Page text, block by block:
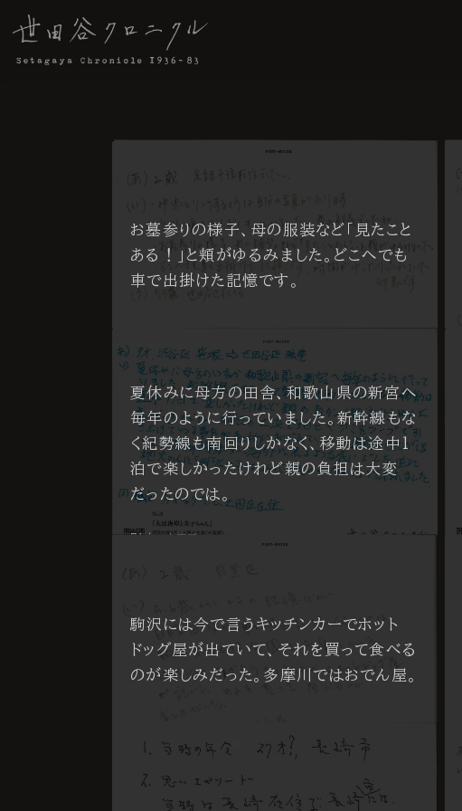
お墓参りの様子、母の服装など「見たこと
ある！」と頬がゆるみました。どこへでも
車で出掛けた記憶です。
53才 世田谷区
夏休みに母方の田舎、和歌山県の新宮へ
毎年のように行っていました。新幹線もな
く紀勢線も南回りしかなく、移動は途中1
泊で楽しかったけれど親の負担は大変
だったのでは。
71才 大田区
駒沢には今で言うキッチンカーでホット
ドッグ屋が出ていて、それを買って食べる
のが楽しみだった。多摩川ではおでん屋。
61才 世田谷区上用賀